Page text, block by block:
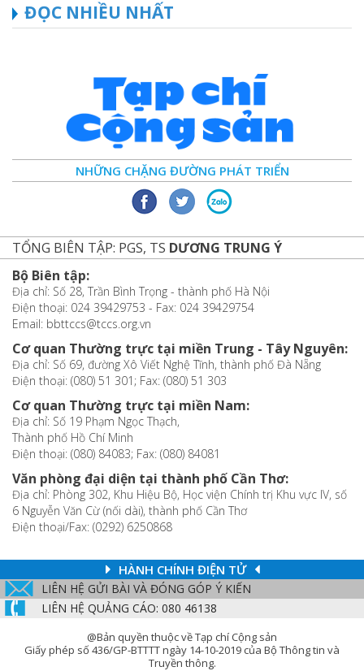
ĐỌC NHIỀU NHẤT
NHỮNG CHẶNG ĐƯỜNG PHÁT TRIỂN
TỔNG BIÊN TẬP: PGS, TS DƯƠNG TRUNG Ý
Bộ Biên tập:
Địa chỉ: Số 28, Trần Bình Trọng - thành phố Hà Nội
Điện thoại: 024 39429753 - Fax: 024 39429754
Email: bbttccs@tccs.org.vn
Cơ quan Thường trực tại miền Trung - Tây Nguyên:
Địa chỉ: Số 69, đường Xô Viết Nghệ Tĩnh, thành phố Đà Nẵng
Điện thoại: (080) 51 301; Fax: (080) 51 303
Cơ quan Thường trực tại miền Nam:
Địa chỉ: Số 19 Phạm Ngọc Thạch,
Thành phố Hồ Chí Minh
Điện thoại: (080) 84083; Fax: (080) 84081
Văn phòng đại diện tại thành phố Cần Thơ:
Địa chỉ: Phòng 302, Khu Hiệu Bộ, Học viện Chính trị Khu vực IV, số
6 Nguyễn Văn Cừ (nối dài), thành phố Cần Thơ
Điện thoại/Fax: (0292) 6250868
HÀNH CHÍNH ĐIỆN TỬ
LIÊN HỆ GỬI BÀI VÀ ĐÓNG GÓP Ý KIẾN
LIÊN HỆ QUẢNG CÁO: 080 46138
@Bản quyền thuộc về Tạp chí Cộng sản
Giấy phép số 436/GP-BTTTT ngày 14-10-2019 của Bộ Thông tin và
Truyền thông.